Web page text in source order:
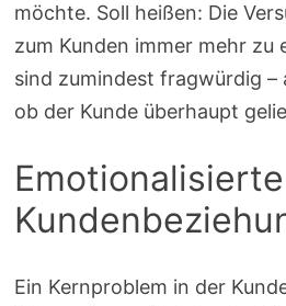
möchte. Soll heißen: Die
zum Kunden immer mehr zu
sind zumindest fragwürdig –
ob der Kunde überhaupt
Emotionalisierte
Ein Kernproblem in der